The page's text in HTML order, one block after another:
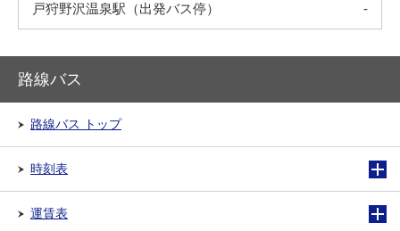
戸狩野沢温泉駅（出発バス停） -
路線バス
路線バス トップ
時刻表
運賃表